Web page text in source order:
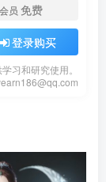
员 免费
登录购买
习和研究使用。